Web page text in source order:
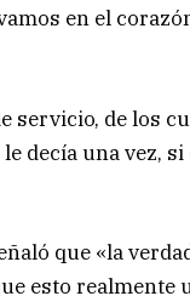
en el
servicio, de los
decía una vez,
que «la
esto realmente